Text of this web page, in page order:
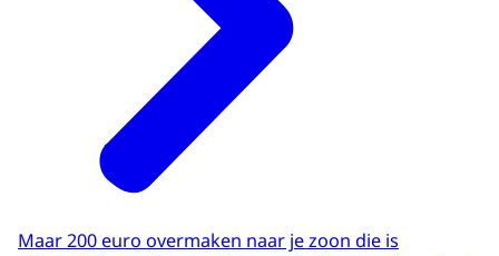
Maar 200 euro overmaken naar je zoon die is